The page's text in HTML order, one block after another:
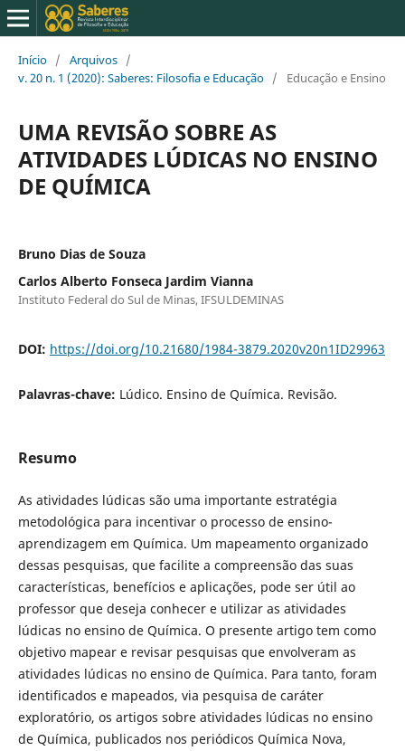
Início / Arquivos /
v. 20 n. 1 (2020): Saberes: Filosofia e Educação / Educação e Ensino
UMA REVISÃO SOBRE AS
ATIVIDADES LÚDICAS NO ENSINO
DE QUÍMICA
Bruno Dias de Souza
Carlos Alberto Fonseca Jardim Vianna
Instituto Federal do Sul de Minas, IFSULDEMINAS
DOI: https://doi.org/10.21680/1984-3879.2020v20n1ID29963
Palavras-chave: Lúdico. Ensino de Química. Revisão.
Resumo
As atividades lúdicas são uma importante estratégia
metodológica para incentivar o processo de ensino-
aprendizagem em Química. Um mapeamento organizado
dessas pesquisas, que facilite a compreensão das suas
características, benefícios e aplicações, pode ser útil ao
professor que deseja conhecer e utilizar as atividades
lúdicas no ensino de Química. O presente artigo tem como
objetivo mapear e revisar pesquisas que envolveram as
atividades lúdicas no ensino de Química. Para tanto, foram
identificados e mapeados, via pesquisa de caráter
exploratório, os artigos sobre atividades lúdicas no ensino
de Química, publicados nos periódicos Química Nova,